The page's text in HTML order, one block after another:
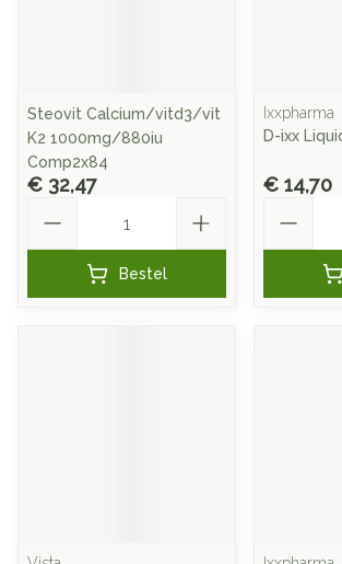
Steovit Calcium/vitd3/vit
K2 1000mg/880iu
Comp2x84
€ 32,47
Bestel
Ixxpharma
D-ixx
€ 14,70